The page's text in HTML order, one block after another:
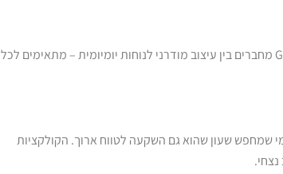
GANT מחברים בין עיצוב מודרני לנוחות יומיומית – מתאימים לכל
שמחפש שעון שהוא גם השקעה לטווח ארוך. הקולקציות